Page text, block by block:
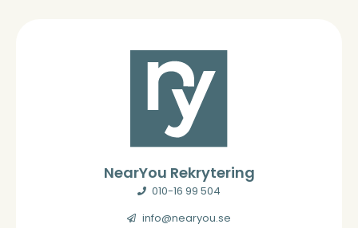
NearYou Rekrytering
010-16 99 504
info@nearyou.se